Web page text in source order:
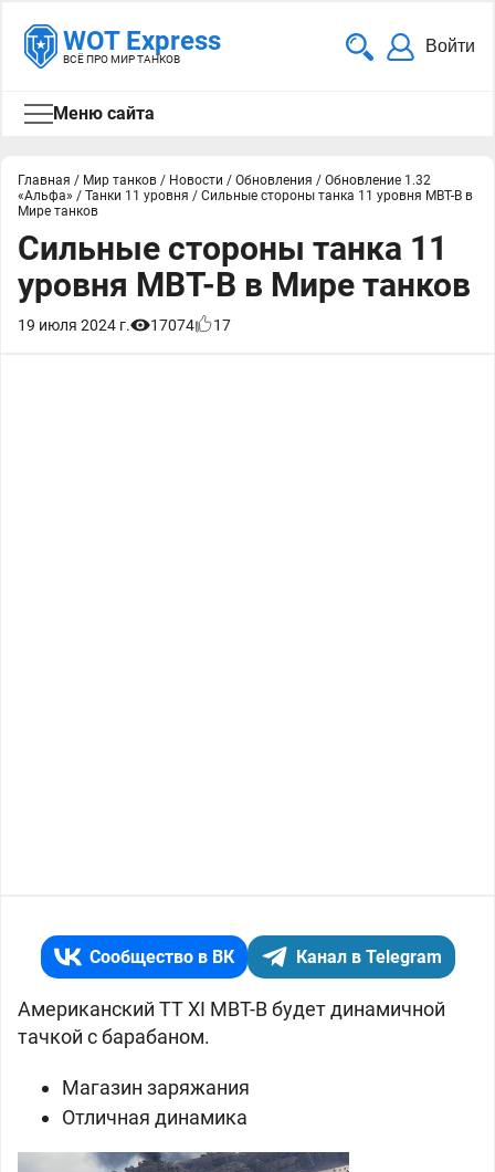
WOT Express
ВСЁ ПРО МИР ТАНКОВ
Войти
Меню сайта
Главная / Мир танков / Новости / Обновления / Обновление 1.32
«Альфа» / Танки 11 уровня / Сильные стороны танка 11 уровня MBT-B в
Мире танков
Сильные стороны танка 11
уровня MBT-B в Мире танков
19 июля 2024 г. 17074 17
Сообщество в ВК Канал в Telegram
Американский ТТ XI MBT-B будет динамичной
тачкой с барабаном.
Магазин заряжания
Отличная динамика